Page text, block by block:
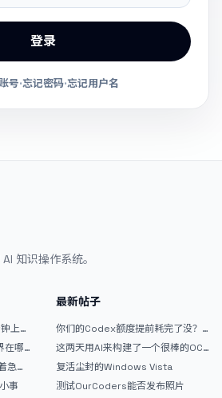
登录
号·忘记密码·忘记用户名
知识操作系统。
上手
在哪
急放
事
最新帖子
你们的Codex额度提前耗完了没？
戒断反应如何？
这两天用AI来构建了一个很棒的OC
论坛精华区
复活尘封的Windows Vista
测试OurCoders能否发布照片